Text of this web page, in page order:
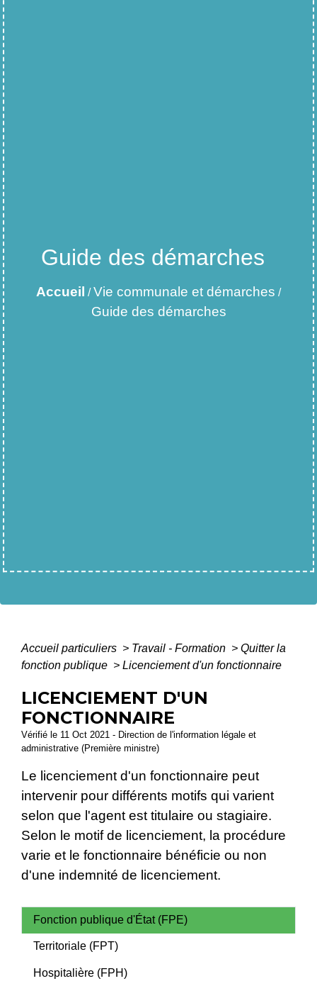
Guide des démarches
Accueil /Vie communale et démarches /
Guide des démarches
Accueil particuliers > Travail - Formation > Quitter la
fonction publique > Licenciement d'un fonctionnaire
LICENCIEMENT D'UN
FONCTIONNAIRE
Vérifié le 11 Oct 2021 - Direction de l'information légale et
administrative (Première ministre)
Le licenciement d'un fonctionnaire peut
intervenir pour différents motifs qui varient
selon que l'agent est titulaire ou stagiaire.
Selon le motif de licenciement, la procédure
varie et le fonctionnaire bénéficie ou non
d'une indemnité de licenciement.
Fonction publique d'État (FPE)
Territoriale (FPT)
Hospitalière (FPH)